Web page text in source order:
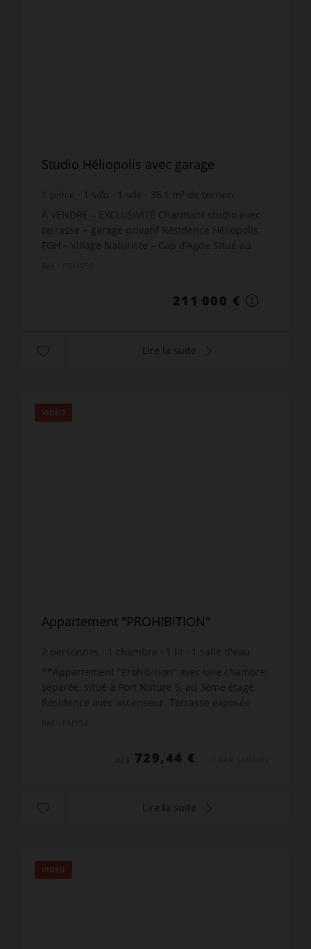
Studio Héliopolis avec garage
pièce sdb sde 36,1
m² de terrain
meublé
À VENDRE – EXCLUSIVITÉ Charmant studio avec
terrasse + garage privatif Résidence Héliopolis
FGH – Village Naturiste – Cap d’Agde Situé au
211 000 €
Lire la suite
VIDÉO
Appartement "PROHIBITION"
2 personnes chambre lit
salle d'eau
wi-fi
**Appartement "Prohibition" avec une chambre
séparée, situé à Port Nature 5, au 3ème étage.
Résidence avec ascenseur. Terrasse exposée
DÈS 729,44 € / PAR SEMAINE
Lire la suite
VIDÉO